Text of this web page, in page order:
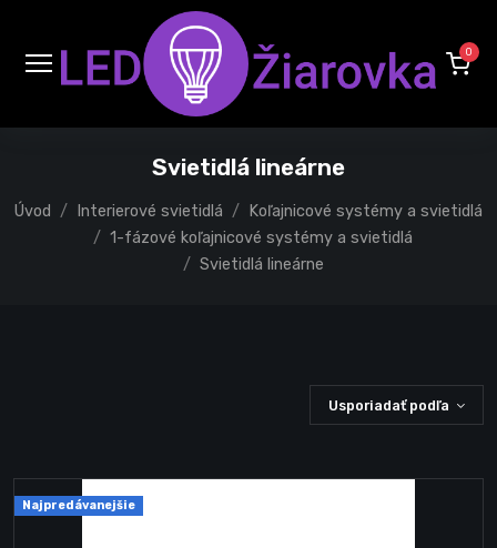
0
Svietidlá lineárne
Úvod Interierové svietidlá
Koľajnicové systémy a svietidlá
1-fázové koľajnicové systémy a svietidlá
Svietidlá lineárne
Usporiadať podľa
Najpredávanejšie